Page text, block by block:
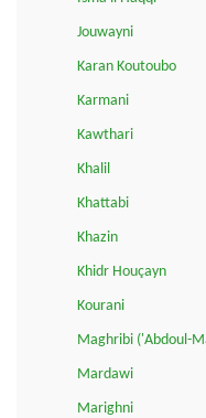
Jouwayni
Karan Koutoubo
Karmani
Kawthari
Khalil
Khattabi
Khazin
Khidr Houçayn
Kourani
Maghribi ('Abdoul-
Mardawi
Marighni